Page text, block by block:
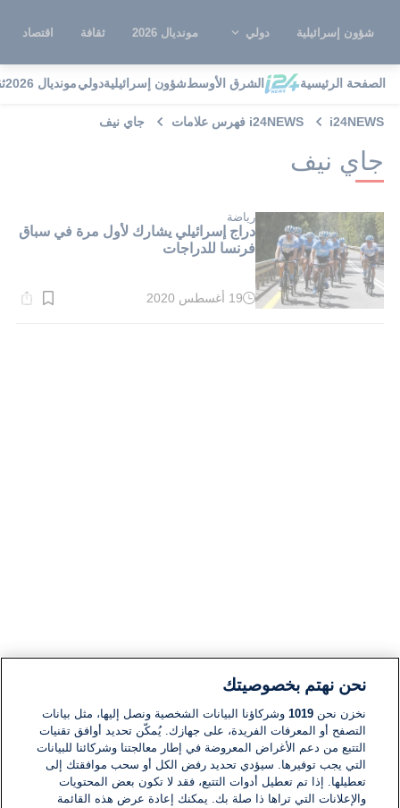
شؤون إسرائيلية دولي مونديال 2026 ثقافة اقتصاد
الصفحة الرئيسية الشرق الأوسطشؤون إسرائيليةدوليمونديال 2026
i24NEWS i24NEWS فهرس علامات جاي نيف
جاي نيف
رياضة
دراج إسرائيلي يشارك لأول مرة في سباق
فرنسا للدراجات
وقت
19 أغسطس 2020
نحن نهتم بخصوصيتك
نخزن نحن1019 وشركاؤنا البيانات الشخصية ونصل إليها، مثل بيانات
التصفح أو المعرفات الفريدة، على جهازك. يُمكّن تحديد أوافق تقنيات
التتبع من دعم الأغراض المعروضة في إطار معالجتنا وشركائنا للبيانات
التي يجب توفيرها. سيؤدي تحديد رفض الكل أو سحب موافقتك إلى
تعطيلها. إذا تم تعطيل أدوات التتبع، فقد لا تكون بعض المحتويات
والإعلانات التي تراها ذا صلة بك. يمكنك إعادة عرض هذه القائمة